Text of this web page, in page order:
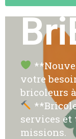
votre
bricoleurs
services et
missions.